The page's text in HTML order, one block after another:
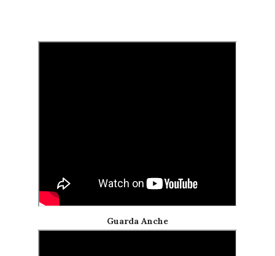
Guarda Anche